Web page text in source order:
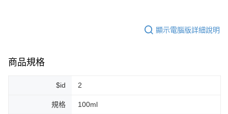
宅配
離島宅配（澎湖、金門、馬祖、小琉球）
每筆NT$250，滿NT$3,000(含以上)免運費
顯示電腦版詳細說明
商品規格
$id 2
規格 100ml